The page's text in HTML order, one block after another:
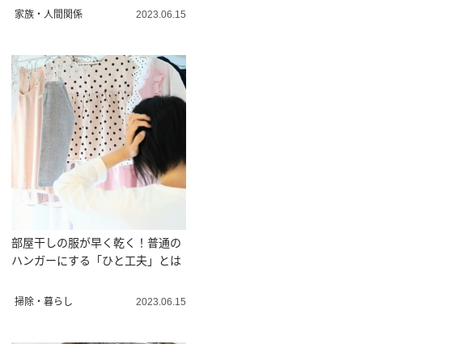
家族・人間関係 2023.06.15
部屋干しの服が早く乾く！普通の
ハンガーにする「ひと工夫」とは
掃除・暮らし 2023.06.15